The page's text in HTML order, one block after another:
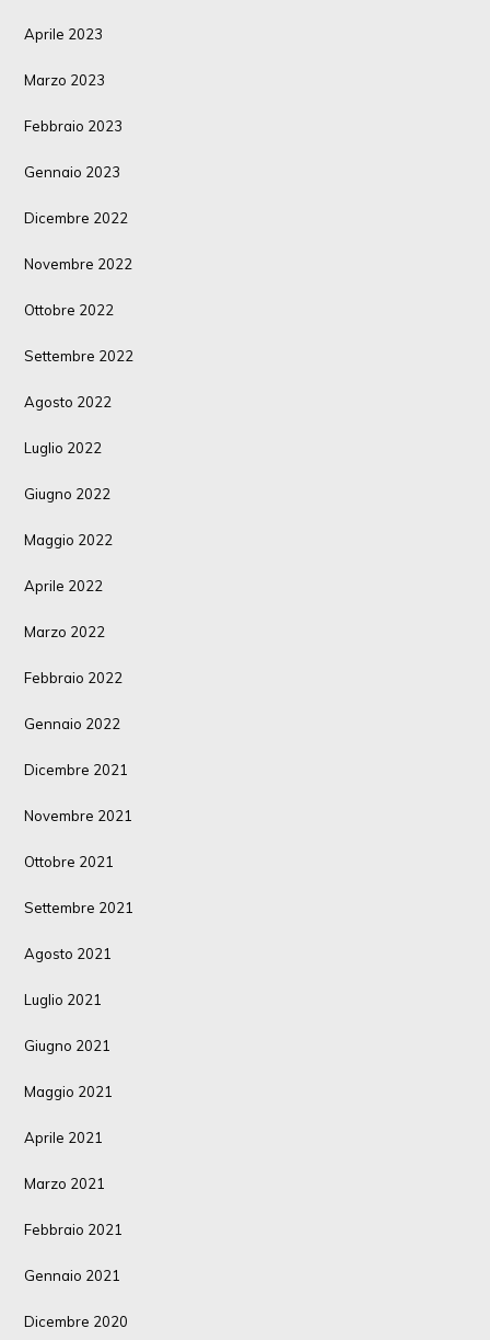
Aprile 2023
Marzo 2023
Febbraio 2023
Gennaio 2023
Dicembre 2022
Novembre 2022
Ottobre 2022
Settembre 2022
Agosto 2022
Luglio 2022
Giugno 2022
Maggio 2022
Aprile 2022
Marzo 2022
Febbraio 2022
Gennaio 2022
Dicembre 2021
Novembre 2021
Ottobre 2021
Settembre 2021
Agosto 2021
Luglio 2021
Giugno 2021
Maggio 2021
Aprile 2021
Marzo 2021
Febbraio 2021
Gennaio 2021
Dicembre 2020